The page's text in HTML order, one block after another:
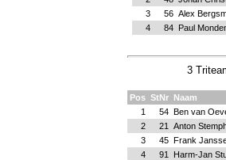
3
56 Alex
4
84 Paul
3
Pos StNr Naam
1
54 Ben van
2
21
Anton
3
45 Frank
4
91 Harm-Jan